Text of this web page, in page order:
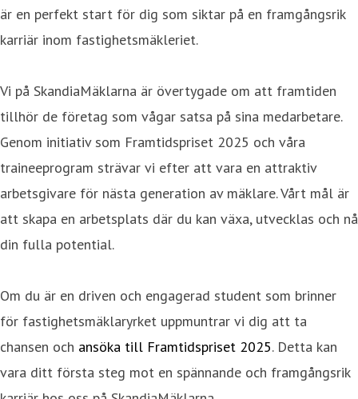
är en perfekt start för dig som siktar på en framgångsrik
karriär inom fastighetsmäkleriet.
Vi på SkandiaMäklarna är övertygade om att framtiden
tillhör de företag som vågar satsa på sina medarbetare.
Genom initiativ som Framtidspriset 2025 och våra
traineeprogram strävar vi efter att vara en attraktiv
arbetsgivare för nästa generation av mäklare. Vårt mål är
att skapa en arbetsplats där du kan växa, utvecklas och nå
din fulla potential.
Om du är en driven och engagerad student som brinner
för fastighetsmäklaryrket uppmuntrar vi dig att ta
chansen och ansöka till Framtidspriset 2025. Detta kan
vara ditt första steg mot en spännande och framgångsrik